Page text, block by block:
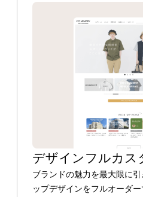
デザインフルカス
ブランドの魅力を最大限に
ップデザインをフルオーダー